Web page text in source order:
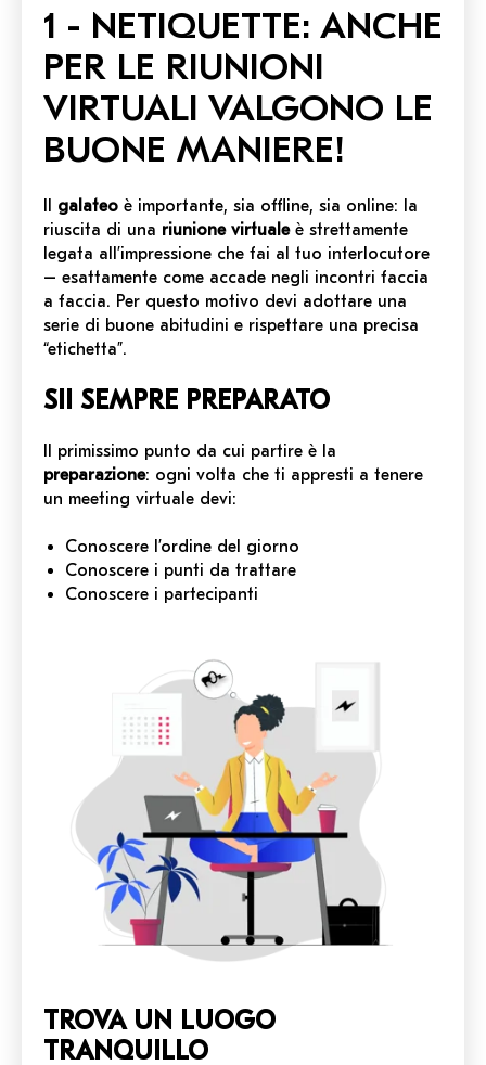
1 - NETIQUETTE: ANCHE
PER LE RIUNIONI
VIRTUALI VALGONO LE
BUONE MANIERE!
galateo è importante, sia offline, sia online: la
riuscita di una riunione virtualeè strettamente
legata all’impressione che fai al tuo interlocutore
– esattamente come accade negli incontri faccia
a faccia. Per questo motivo devi adottare una
serie di buone abitudini e rispettare una precisa
“etichetta”.
SII SEMPRE PREPARATO
Il primissimo punto da cui partire è la
preparazione: ogni volta che ti appresti a tenere
un meeting virtuale devi:
Conoscere l’ordine del giorno
Conoscere i punti da trattare
Conoscere i partecipanti
TROVA UN LUOGO
TRANQUILLO